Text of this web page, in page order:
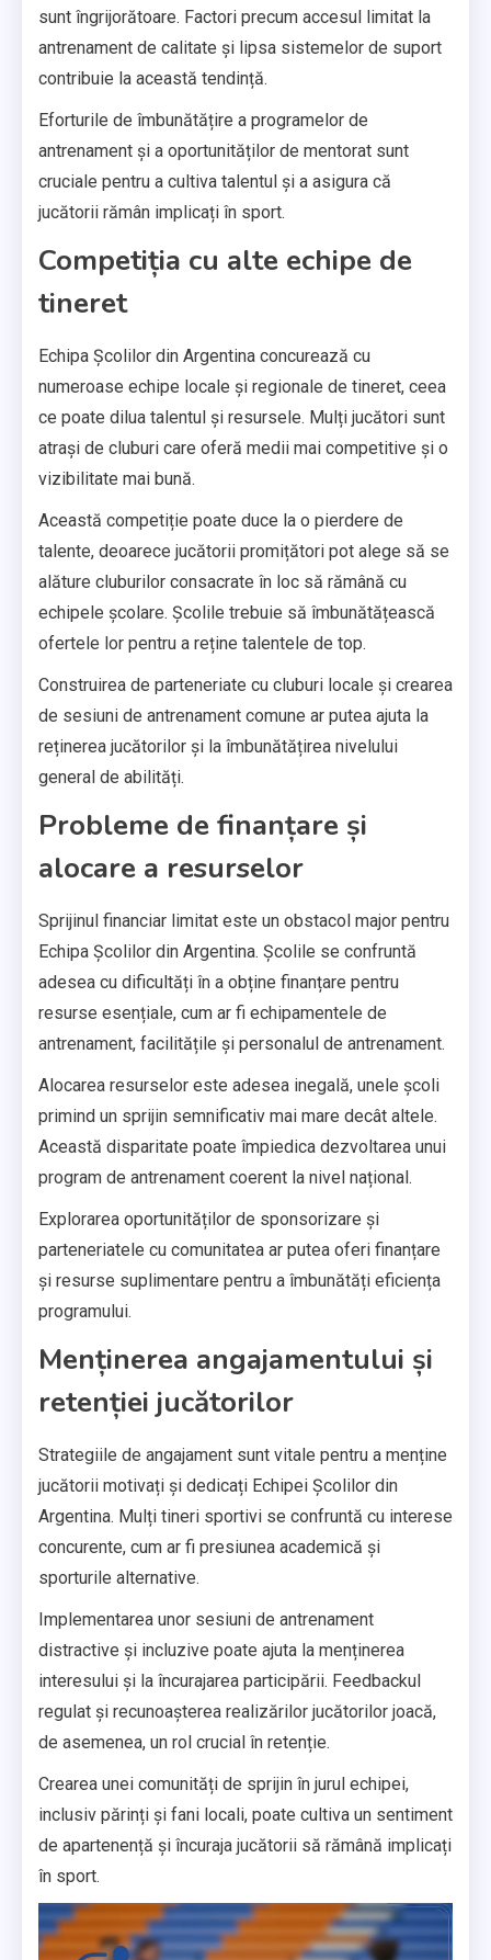
sunt îngrijorătoare. Factori precum accesul limitat la
antrenament de calitate și lipsa sistemelor de suport
contribuie la această tendință.
Eforturile de îmbunătățire a programelor de
antrenament și a oportunităților de mentorat sunt
cruciale pentru a cultiva talentul și a asigura că
jucătorii rămân implicați în sport.
Competiția cu alte echipe de
tineret
Echipa Școlilor din Argentina concurează cu
numeroase echipe locale și regionale de tineret, ceea
ce poate dilua talentul și resursele. Mulți jucători sunt
atrași de cluburi care oferă medii mai competitive și o
vizibilitate mai bună.
Această competiție poate duce la o pierdere de
talente, deoarece jucătorii promițători pot alege să se
alăture cluburilor consacrate în loc să rămână cu
echipele școlare. Școlile trebuie să îmbunătățească
ofertele lor pentru a reține talentele de top.
Construirea de parteneriate cu cluburi locale și crearea
de sesiuni de antrenament comune ar putea ajuta la
reținerea jucătorilor și la îmbunătățirea nivelului
general de abilități.
Probleme de finanțare și
alocare a resurselor
Sprijinul financiar limitat este un obstacol major pentru
Echipa Școlilor din Argentina. Școlile se confruntă
adesea cu dificultăți în a obține finanțare pentru
resurse esențiale, cum ar fi echipamentele de
antrenament, facilitățile și personalul de antrenament.
Alocarea resurselor este adesea inegală, unele școli
primind un sprijin semnificativ mai mare decât altele.
Această disparitate poate împiedica dezvoltarea unui
program de antrenament coerent la nivel național.
Explorarea oportunităților de sponsorizare și
parteneriatele cu comunitatea ar putea oferi finanțare
și resurse suplimentare pentru a îmbunătăți eficiența
programului.
Menținerea angajamentului și
retenției jucătorilor
Strategiile de angajament sunt vitale pentru a menține
jucătorii motivați și dedicați Echipei Școlilor din
Argentina. Mulți tineri sportivi se confruntă cu interese
concurente, cum ar fi presiunea academică și
sporturile alternative.
Implementarea unor sesiuni de antrenament
distractive și incluzive poate ajuta la menținerea
interesului și la încurajarea participării. Feedbackul
regulat și recunoașterea realizărilor jucătorilor joacă,
de asemenea, un rol crucial în retenție.
Crearea unei comunități de sprijin în jurul echipei,
inclusiv părinți și fani locali, poate cultiva un sentiment
de apartenență și încuraja jucătorii să rămână implicați
în sport.